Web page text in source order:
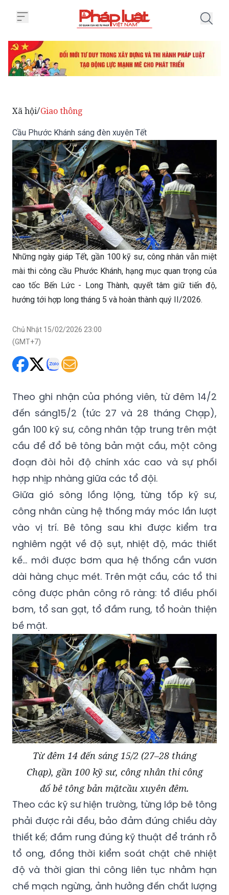
Xã hội/Giao thông
Cầu Phước Khánh sáng đèn xuyên Tết
Những ngày giáp Tết, gần 100 kỹ sư, công nhân vẫn miệt
mài thi công cầu Phước Khánh, hạng mục quan trọng của
cao tốc Bến Lức - Long Thành, quyết tâm giữ tiến độ,
hướng tới hợp long tháng 5 và hoàn thành quý II/2026.
Chủ Nhật 15/02/2026 23:00
(GMT+7)
Theo ghi nhận của phóng viên, từ đêm 14/2
đến sáng15/2 (tức 27 và 28 tháng Chạp),
gần 100 kỹ sư, công nhân tập trung trên mặt
cầu để đổ bê tông bản mặt cầu, một công
đoạn đòi hỏi độ chính xác cao và sự phối
hợp nhịp nhàng giữa các tổ đội.
Giữa gió sông lồng lộng, từng tốp kỹ sư,
công nhân cùng hệ thống máy móc lần lượt
vào vị trí. Bê tông sau khi được kiểm tra
nghiêm ngặt về độ sụt, nhiệt độ, mác thiết
kế… mới được bơm qua hệ thống cần vươn
dài hàng chục mét. Trên mặt cầu, các tổ thi
công được phân công rõ ràng: tổ điều phối
bơm, tổ san gạt, tổ đầm rung, tổ hoàn thiện
bề mặt.
Từ đêm 14 đến sáng 15/2 (27–28 tháng
Chạp), gần 100 kỹ sư, công nhân thi công
đổ bê tông bản mặtcầu xuyên đêm.
Theo các kỹ sư hiện trường, từng lớp bê tông
phải được rải đều, bảo đảm đúng chiều dày
thiết kế; đầm rung đúng kỹ thuật để tránh rỗ
tổ ong, đồng thời kiểm soát chặt chẽ nhiệt
độ và thời gian thi công liên tục nhằm hạn
chế mạch ngừng, ảnh hưởng đến chất lượng